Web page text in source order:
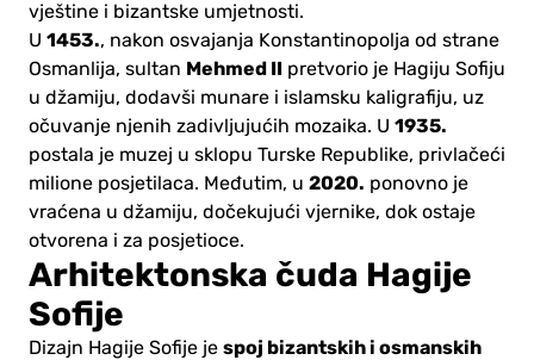
vještine i bizantske umjetnosti.
U 1453., nakon osvajanja Konstantinopolja od strane
Osmanlija, sultan Mehmed II pretvorio je Hagiju Sofiju
u džamiju, dodavši munare i islamsku kaligrafiju, uz
očuvanje njenih zadivljujućih mozaika. U 1935.
postala je muzej u sklopu Turske Republike, privlačeći
milione posjetilaca. Međutim, u 2020. ponovno je
vraćena u džamiju, dočekujući vjernike, dok ostaje
otvorena i za posjetioce.
Arhitektonska čuda Hagije
Sofije
Dizajn Hagije Sofije je spoj bizantskih i osmanskih